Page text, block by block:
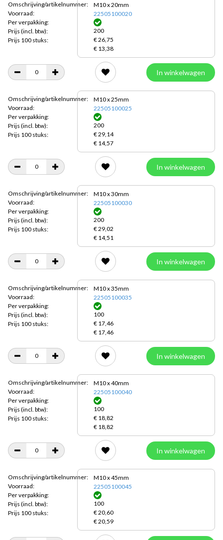
Omschrijving/artikelnummer:
Voorraad:
Per verpakking:
Prijs (incl. btw):
Prijs 100 stuks:
M10 x 20mm
22505100020
200
€ 26,75
€ 13,38
In winkelwagen
Omschrijving/artikelnummer:
Voorraad:
Per verpakking:
Prijs (incl. btw):
Prijs 100 stuks:
M10 x 25mm
22505100025
200
€ 29,14
€ 14,57
In winkelwagen
Omschrijving/artikelnummer:
Voorraad:
Per verpakking:
Prijs (incl. btw):
Prijs 100 stuks:
M10 x 30mm
22505100030
200
€ 29,02
€ 14,51
In winkelwagen
Omschrijving/artikelnummer:
Voorraad:
Per verpakking:
Prijs (incl. btw):
Prijs 100 stuks:
M10 x 35mm
22505100035
100
€ 17,46
€ 17,46
In winkelwagen
Omschrijving/artikelnummer:
Voorraad:
Per verpakking:
Prijs (incl. btw):
Prijs 100 stuks:
M10 x 40mm
22505100040
100
€ 18,82
€ 18,82
In winkelwagen
Omschrijving/artikelnummer:
Voorraad:
Per verpakking:
Prijs (incl. btw):
Prijs 100 stuks:
M10 x 45mm
22505100045
100
€ 20,60
€ 20,59